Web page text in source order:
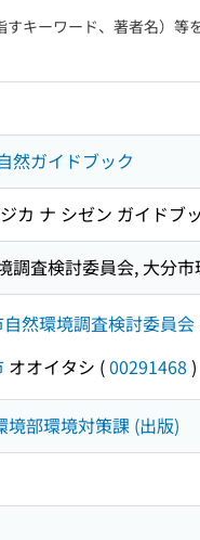
キーワード、著者名）等
然ガイドブック
カ ナ シゼン ガイドブ
調査検討委員会, 大分
然環境調査検討委員会
オオイタシ (00291468 )
境部環境対策課 (出版)